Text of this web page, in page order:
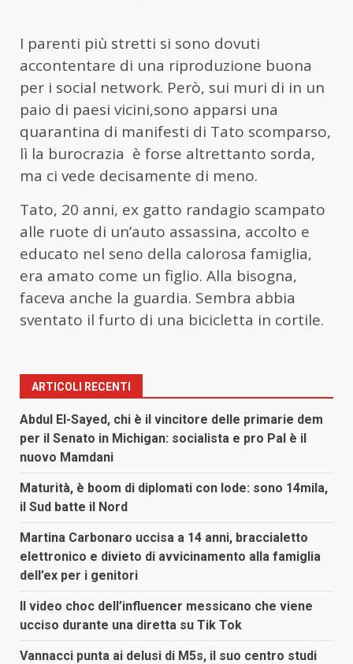
I parenti più stretti si sono dovuti
accontentare di una riproduzione buona
per i social network. Però, sui muri di in un
paio di paesi vicini,sono apparsi una
quarantina di manifesti di Tato scomparso,
lì la burocrazia è forse altrettanto sorda,
ma ci vede decisamente di meno.
Tato, 20 anni, ex gatto randagio scampato
alle ruote di un’auto assassina, accolto e
educato nel seno della calorosa famiglia,
era amato come un figlio. Alla bisogna,
faceva anche la guardia. Sembra abbia
sventato il furto di una bicicletta in cortile.
ARTICOLI RECENTI
Abdul El-Sayed, chi è il vincitore delle primarie dem
per il Senato in Michigan: socialista e pro Pal è il
nuovo Mamdani
Maturità, è boom di diplomati con lode: sono 14mila,
il Sud batte il Nord
Martina Carbonaro uccisa a 14 anni, braccialetto
elettronico e divieto di avvicinamento alla famiglia
dell’ex per i genitori
Il video choc dell’influencer messicano che viene
ucciso durante una diretta su Tik Tok
Vannacci punta ai delusi di M5s, il suo centro studi